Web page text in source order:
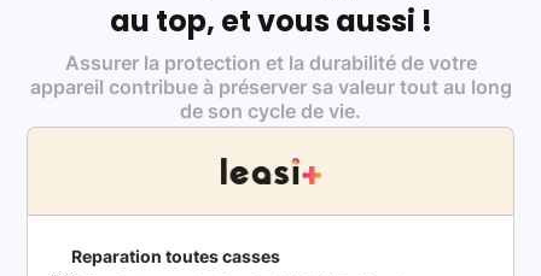
au top, et vous aussi !
Assurer la protection et la durabilité de votre
appareil contribue à préserver sa valeur tout au long
de son cycle de vie.
Reparation toutes casses